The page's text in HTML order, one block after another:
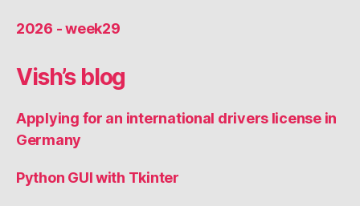
2026 - week29
Vish’s blog
Applying for an international drivers license in
Germany
Python GUI with Tkinter